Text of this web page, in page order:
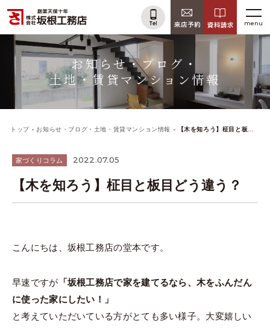
menu
お知らせ・ブログ・
土地・賃貸マンション情報
トップ お知らせ・ブログ・土地・賃貸マンション情報 【木を知ろう】柾目と板目どう違う？
家づくりコラム 2022.07.05
【木を知ろう】柾目と板目どう違う？
こんにちは、坂根工務店の堂本です。
早速ですが 「坂根工務店で家を建てるなら、木をふんだん
に使った家にしたい！」
と考えていただいている方がとても多い様子。大変嬉しい